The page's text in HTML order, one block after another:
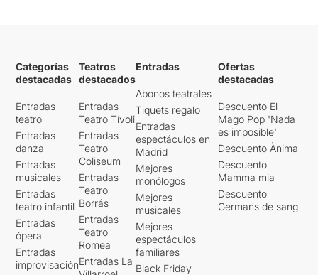
Categorías
destacadas
Entradas
teatro
Entradas
danza
Entradas
musicales
Entradas
teatro infantil
Entradas
ópera
Entradas
improvisación
Teatros
destacados
Entradas
Teatro Tívoli
Entradas
Teatro
Coliseum
Entradas
Teatro
Borrás
Entradas
Teatro
Romea
Entradas La
Entradas
Abonos teatrales
Tiquets regalo
Entradas
espectáculos en
Madrid
Mejores
monólogos
Mejores
musicales
Mejores
espectáculos
familiares
Black Friday
Ofertas
destacadas
Descuento El
Mago Pop 'Nada
es imposible'
Descuento Ànima
Descuento
Mamma mia
Descuento
Germans de sang